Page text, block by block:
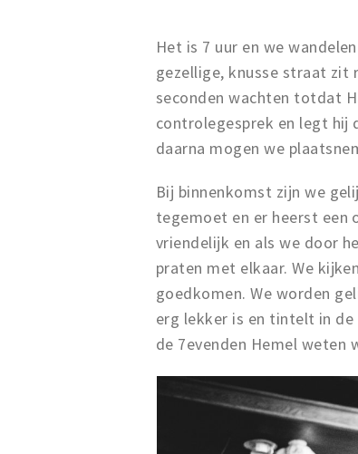
Het is 7 uur en we
gezellige, knusse straat zit
seconden wachten totdat
controlegesprek en legt hij
daarna mogen we
Bij binnenkomst zijn we
tegemoet en er heerst een
vriendelijk en als we door
praten met elkaar. We
goedkomen. We worden
erg lekker is en tintelt in
de 7evenden Hemel weten